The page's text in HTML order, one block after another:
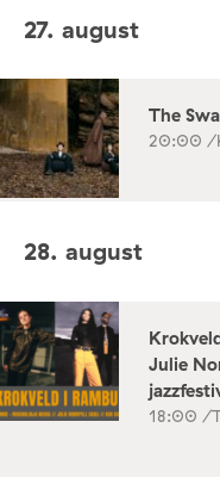
27. august
The
20:00 /
28. august
Julie
18:00 /